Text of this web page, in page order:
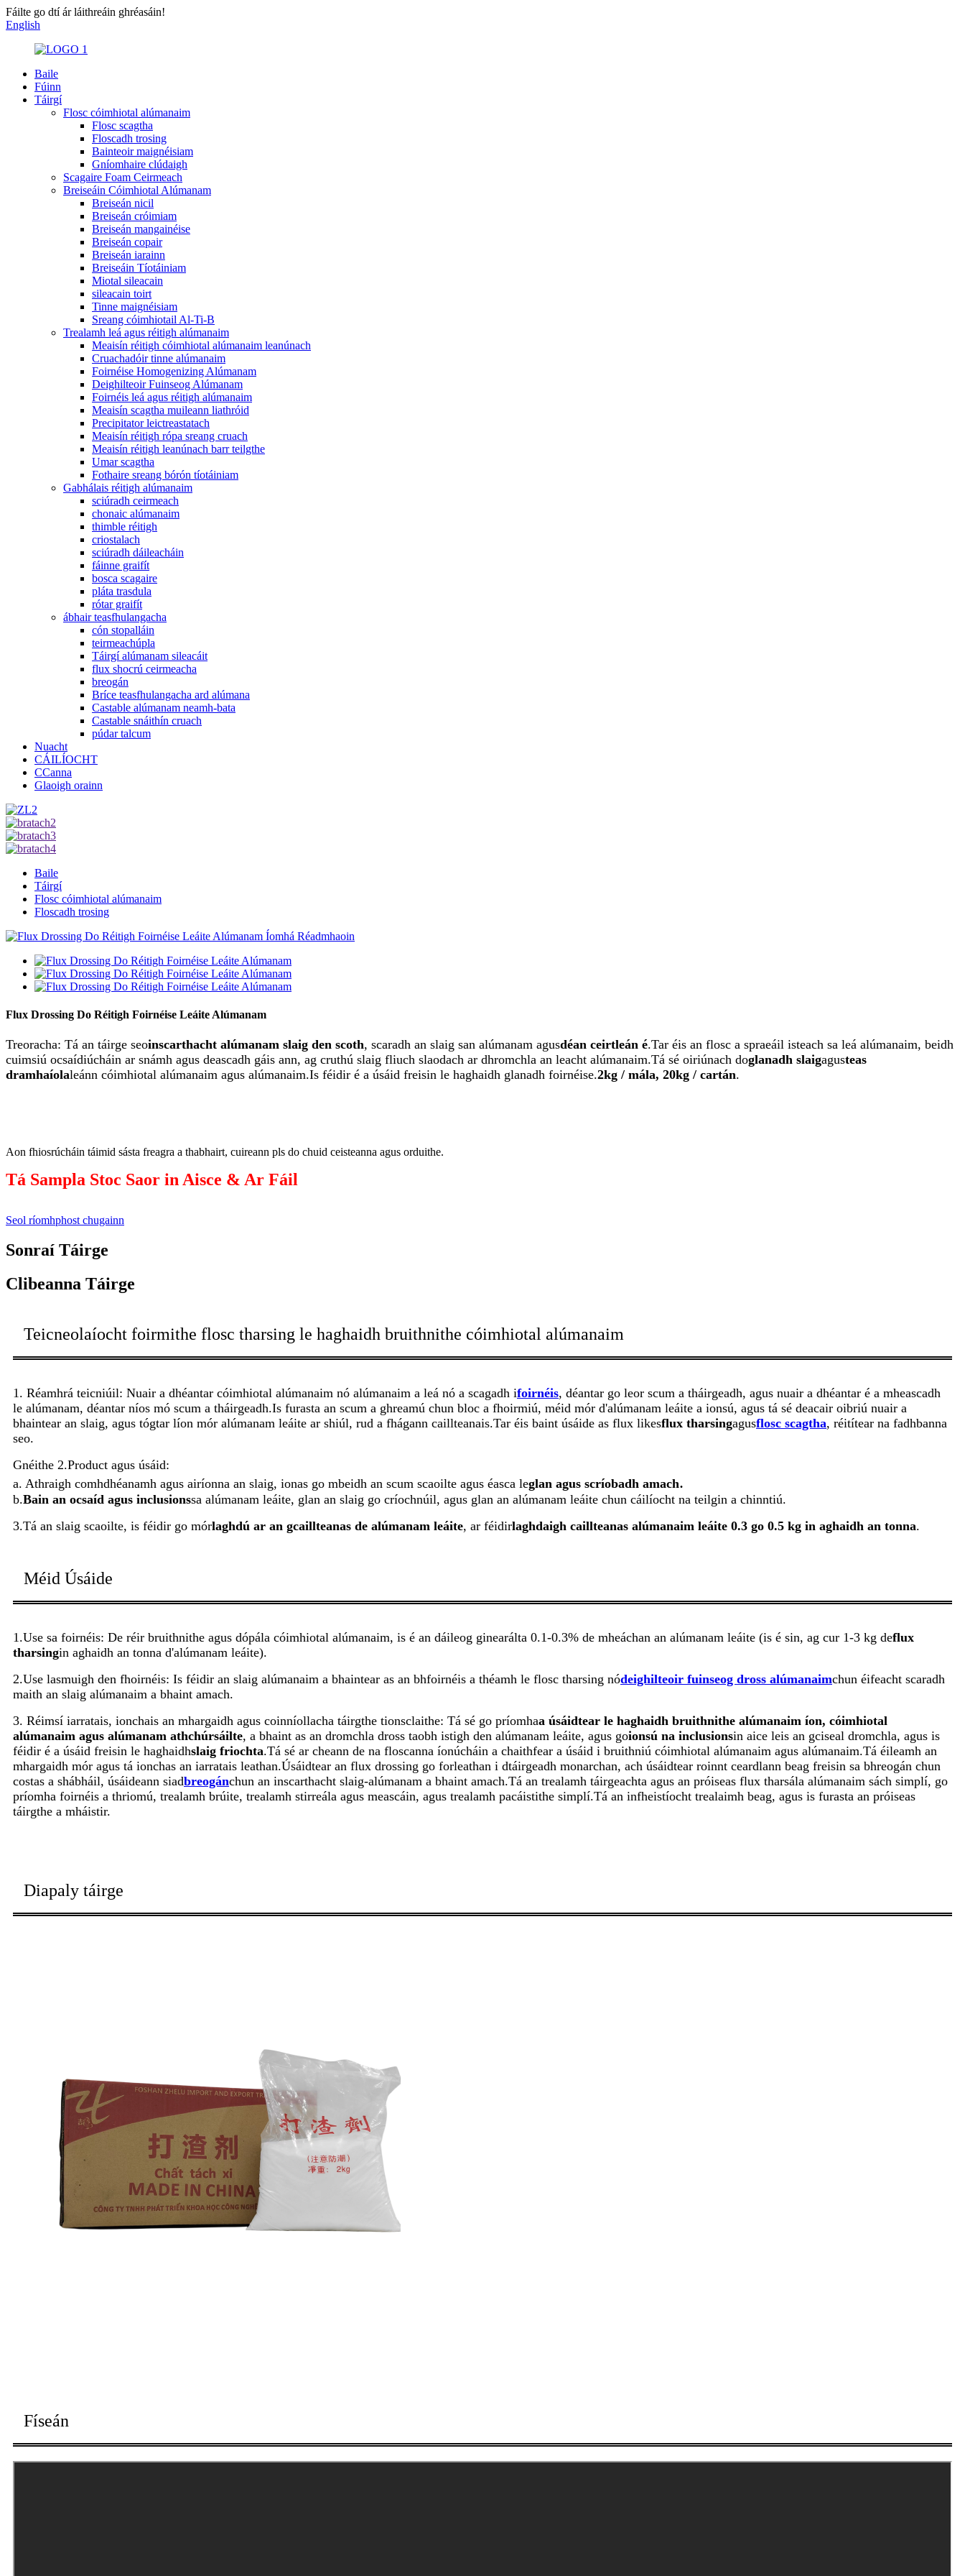
Fáilte go dtí ár láithreáin ghréasáin!
English
Baile
Fúinn
Táirgí
Flosc cóimhiotal alúmanaim
Flosc scagtha
Floscadh trosing
Bainteoir maignéisiam
Gníomhaire clúdaigh
Scagaire Foam Ceirmeach
Breiseáin Cóimhiotal Alúmanam
Breiseán nicil
Breiseán cróimiam
Breiseán mangainéise
Breiseán copair
Breiseán iarainn
Breiseáin Tíotáiniam
Miotal sileacain
sileacain toirt
Tinne maignéisiam
Sreang cóimhiotail Al-Ti-B
Trealamh leá agus réitigh alúmanaim
Meaisín réitigh cóimhiotal alúmanaim leanúnach
Cruachadóir tinne alúmanaim
Foirnéise Homogenizing Alúmanam
Deighilteoir Fuinseog Alúmanam
Foirnéis leá agus réitigh alúmanaim
Meaisín scagtha muileann liathróid
Precipitator leictreastatach
Meaisín réitigh rópa sreang cruach
Meaisín réitigh leanúnach barr teilgthe
Umar scagtha
Fothaire sreang bórón tíotáiniam
Gabhálais réitigh alúmanaim
sciúradh ceirmeach
chonaic alúmanaim
thimble réitigh
criostalach
sciúradh dáileacháin
fáinne graifít
bosca scagaire
pláta trasdula
rótar graifít
ábhair teasfhulangacha
cón stopalláin
teirmeachúpla
Táirgí alúmanam sileacáit
flux shocrú ceirmeacha
breogán
Bríce teasfhulangacha ard alúmana
Castable alúmanam neamh-bata
Castable snáithín cruach
púdar talcum
Nuacht
CÁILÍOCHT
CCanna
Glaoigh orainn
Baile
Táirgí
Flosc cóimhiotal alúmanaim
Floscadh trosing
Flux Drossing Do Réitigh Foirnéise Leáite Alúmanam
Treoracha: Tá an táirge seoinscarthacht alúmanam slaig den scoth, scaradh an slaig san alúmanam agusdéan ceirtleán é.Tar éis an flosc a spraeáil isteach sa leá alúmanaim, beidh
cuimsiú ocsaídiúcháin ar snámh agus deascadh gáis ann, ag cruthú slaig fliuch slaodach ar dhromchla an leacht alúmanaim.Tá sé oiriúnach doglanadh slaigagusteas
dramhaíolaleánn cóimhiotal alúmanaim agus alúmanaim.Is féidir é a úsáid freisin le haghaidh glanadh foirnéise.2kg / mála, 20kg / cartán.
Aon fhiosrúcháin táimid sásta freagra a thabhairt, cuireann pls do chuid ceisteanna agus orduithe.
Tá Sampla Stoc Saor in Aisce & Ar Fáil
Seol ríomhphost chugainn
Sonraí Táirge
Clibeanna Táirge
Teicneolaíocht foirmithe flosc tharsing le haghaidh bruithnithe cóimhiotal alúmanaim
1. Réamhrá teicniúil: Nuair a dhéantar cóimhiotal alúmanaim nó alúmanaim a leá nó a scagadh ifoirnéis, déantar go leor scum a tháirgeadh, agus nuair a dhéantar é a mheascadh
le alúmanam, déantar níos mó scum a tháirgeadh.Is furasta an scum a ghreamú chun bloc a fhoirmiú, méid mór d'alúmanam leáite a ionsú, agus tá sé deacair oibriú nuair a
bhaintear an slaig, agus tógtar líon mór alúmanam leáite ar shiúl, rud a fhágann caillteanais.Tar éis baint úsáide as flux likesflux tharsingagusflosc scagtha, réitítear na fadhbanna
seo.
Gnéithe 2.Product agus úsáid:
a. Athraigh comhdhéanamh agus airíonna an slaig, ionas go mbeidh an scum scaoilte agus éasca leglan agus scríobadh amach.
b.Bain an ocsaíd agus inclusionssa alúmanam leáite, glan an slaig go críochnúil, agus glan an alúmanam leáite chun cáilíocht na teilgin a chinntiú.
3.Tá an slaig scaoilte, is féidir go mórlaghdú ar an gcaillteanas de alúmanam leáite, ar féidirlaghdaigh caillteanas alúmanaim leáite 0.3 go 0.5 kg in aghaidh an tonna.
Méid Úsáide
1.Use sa foirnéis: De réir bruithnithe agus dópála cóimhiotal alúmanaim, is é an dáileog ginearálta 0.1-0.3% de mheáchan an alúmanam leáite (is é sin, ag cur 1-3 kg deflux
tharsingin aghaidh an tonna d'alúmanam leáite).
2.Use lasmuigh den fhoirnéis: Is féidir an slaig alúmanaim a bhaintear as an bhfoirnéis a théamh le flosc tharsing nódeighilteoir fuinseog dross alúmanaimchun éifeacht scaradh
maith an slaig alúmanaim a bhaint amach.
3. Réimsí iarratais, ionchais an mhargaidh agus coinníollacha táirgthe tionsclaithe: Tá sé go príomhaa úsáidtear le haghaidh bruithnithe alúmanaim íon, cóimhiotal
alúmanaim agus alúmanam athchúrsáilte, a bhaint as an dromchla dross taobh istigh den alúmanam leáite, agus goionsú na inclusionsin aice leis an gciseal dromchla, agus is
féidir é a úsáid freisin le haghaidhslaig friochta.Tá sé ar cheann de na floscanna íonúcháin a chaithfear a úsáid i bruithniú cóimhiotal alúmanaim agus alúmanaim.Tá éileamh an
mhargaidh mór agus tá ionchas an iarratais leathan.Úsáidtear an flux drossing go forleathan i dtáirgeadh monarchan, ach úsáidtear roinnt ceardlann beag freisin sa bhreogán chun
costas a shábháil, úsáideann siadbreogánchun an inscarthacht slaig-alúmanam a bhaint amach.Tá an trealamh táirgeachta agus an próiseas flux tharsála alúmanaim sách simplí, go
príomha foirnéis a thriomú, trealamh brúite, trealamh stirreála agus meascáin, agus trealamh pacáistithe simplí.Tá an infheistíocht trealaimh beag, agus is furasta an próiseas
táirgthe a mháistir.
Diapaly táirge
Físeán